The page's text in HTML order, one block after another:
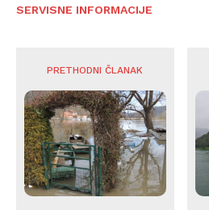
SERVISNE INFORMACIJE
PRETHODNI ČLANAK